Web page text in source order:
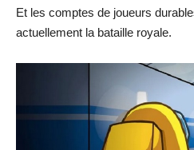
Et les comptes de joueurs
actuellement la bataille royale.